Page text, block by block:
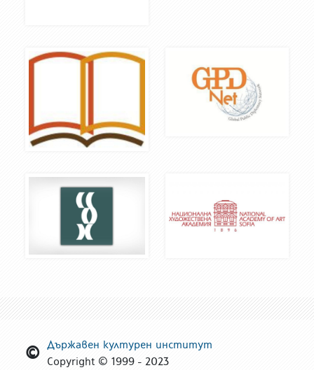
Държавен културен институт
Copyright © 1999 - 2023